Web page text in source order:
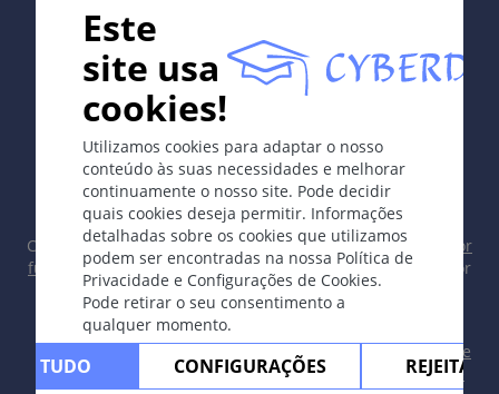
oclusão por produtos tópicos ou curativos),
imunossupressão (HIV, diabete melito,
corticosteróides), higiene inadequada.
Os sintomas
Pápulas e pústulas que atingem folículos pilosos.
Classificação
Ostiofoliculite (Bockhart): piodermite dos óstios
foliculares; freqüentemente em áreas
intertriginosas ou ocluídas
Foliculite da barba: ostiofoliculite crônica na área
da barba, freqüentemente espalhada pelo
barbear.
Este
site usa
cookies!
Utilizamos cookies para adaptar o nosso
conteúdo às suas necessidades e melhorar
continuamente o nosso site. Pode decidir
quais cookies deseja permitir. Informações
detalhadas sobre os cookies que utilizamos
podem ser encontradas na nossa Política de
Privacidade e Configurações de Cookies.
Pode retirar o seu consentimento a
qualquer momento.
TUDO CONFIGURAÇÕES REJEITAR
In collaboration with Erasmus+ hEduLearnIt editorial
group
Copyright © 2003-2026 CYBERDERM Grupo Editorial -
Editor
fundador Guenter Burg, M.D.- Conceito e Coordenação por
Vahid Djamei, Zurique
All rights reserved.
Contacto|Impreso|Apoiado por|Política de
privacidade|Termos de uso
Declaração de